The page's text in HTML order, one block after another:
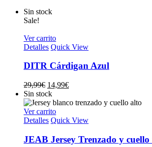
Sin stock
Sale!
Ver carrito
Detalles Quick View
DITR Cárdigan Azul
29,99€ El
precio
original
era:
29,99€.
14,99€El
actual
14,99€.
Sin stock
Ver carrito
Detalles Quick View
JEAB Jersey Trenzado y cuello